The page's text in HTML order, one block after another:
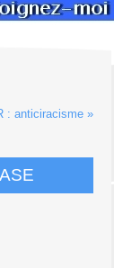
: anticiracisme »